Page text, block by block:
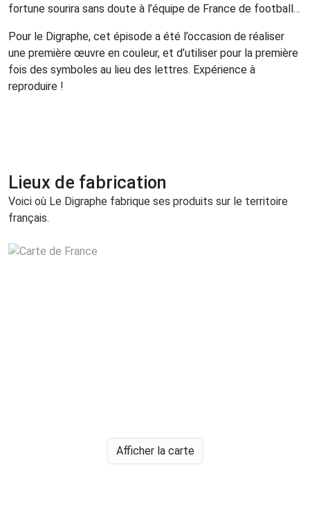
fortune sourira sans doute à l’équipe de France de football…
Pour le Digraphe, cet épisode a été l’occasion de réaliser
une première œuvre en couleur, et d’utiliser pour la première
fois des symboles au lieu des lettres. Expérience à
reproduire !
Lieux de fabrication
Voici où Le Digraphe fabrique ses produits sur le territoire
français.
Afficher la carte